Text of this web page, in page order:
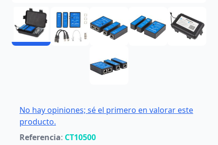
No hay opiniones; sé el primero en valorar este
producto.
Referencia: CT10500